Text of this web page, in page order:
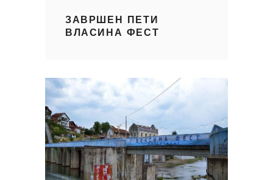
ЗАВРШЕН ПЕТИ
ВЛАСИНА ФЕСТ